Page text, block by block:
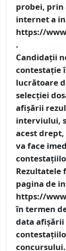
probei, prin
internet a
https://
.
Candidații
contestație
lucrătoare
selecției
afișării
interviului,
acest
va face
Rezultatele
pagina de
https://
în termen
data
concursului.